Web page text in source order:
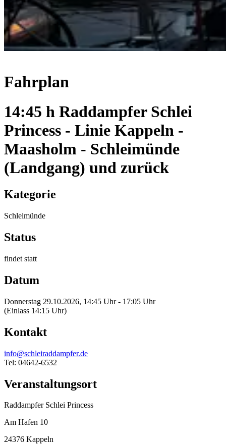
Fahrplan
14:45 h Raddampfer Schlei
Princess - Linie Kappeln -
Maasholm - Schleimünde
(Landgang) und zurück
Kategorie
Schleimünde
Status
findet statt
Datum
Donnerstag 29.10.2026, 14:45 Uhr - 17:05 Uhr
(Einlass 14:15 Uhr)
Kontakt
info@schleiraddampfer.de
Tel: 04642-6532
Veranstaltungsort
Raddampfer Schlei Princess
Am Hafen 10
24376 Kappeln